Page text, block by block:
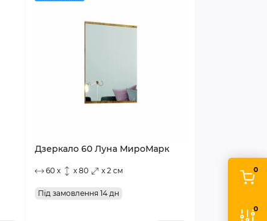
0
0
Дзеркало 60 Луна МироМарк
60 x x 80 x 2 см
Під замовлення 14 дн